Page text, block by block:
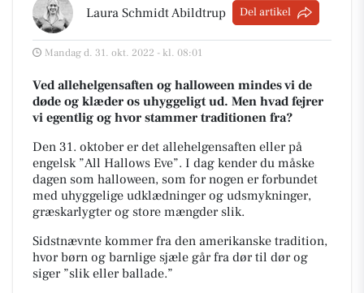
Laura Schmidt Abildtrup Del artikel
Mandag d. 31. okt. 2022 - kl. 08:01
Ved allehelgensaften og halloween mindes vi de
døde og klæder os uhyggeligt ud. Men hvad fejrer
vi egentlig og hvor stammer traditionen fra?
Den 31. oktober er det allehelgensaften eller på
engelsk ”All Hallows Eve”. I dag kender du måske
dagen som halloween, som for nogen er forbundet
med uhyggelige udklædninger og udsmykninger,
græskarlygter og store mængder slik.
Sidstnævnte kommer fra den amerikanske tradition,
hvor børn og barnlige sjæle går fra dør til dør og
siger ”slik eller ballade.”